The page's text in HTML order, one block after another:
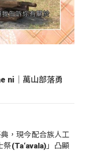
ni｜萬山部落勇
，現今配合族人工
(Ta‘avala)」凸顯